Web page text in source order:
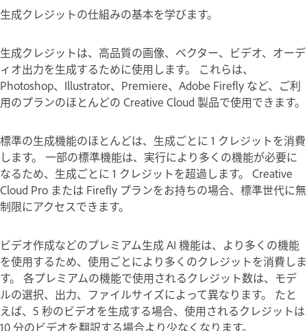
生成クレジットの仕組みの基本を学びます。
生成クレジットは、高品質の画像、ベクター、ビデオ、オーデ
ィオ出力を生成するために使用します。 これらは、
Photoshop、Illustrator、Premiere、Adobe Firefly など、ご利
用のプランのほとんどの Creative Cloud 製品で使用できます。
標準の生成機能のほとんどは、生成ごとに 1 クレジットを消費
します。 一部の標準機能は、実行により多くの機能が必要に
なるため、生成ごとに 1 クレジットを超過します。 Creative
Cloud Pro または Firefly プランをお持ちの場合、標準世代に無
制限にアクセスできます。
ビデオ作成などのプレミアム生成 AI 機能は、より多くの機能
を使用するため、使用ごとにより多くのクレジットを消費しま
す。 各プレミアムの機能で使用されるクレジット数は、モデ
ルの選択、出力、ファイルサイズによって異なります。 たと
えば、5 秒のビデオを生成する場合、使用されるクレジットは
10 分のビデオを翻訳する場合より少なくなります。